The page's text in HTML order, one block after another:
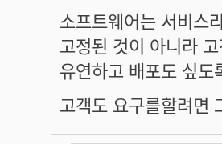
소프트웨어는 서비스
고정된 것이 아니라
유연하고 배포도 싶도
고객도 요구를할려면